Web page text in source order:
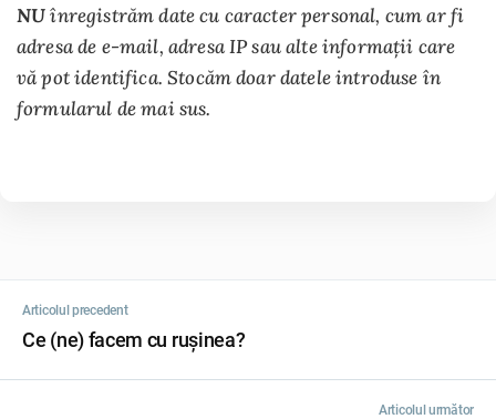
NUînregistrăm date cu caracter personal, cum ar fi
adresa de e-mail, adresa IP sau alte informații care
vă pot identifica. Stocăm doar datele introduse în
formularul de mai sus.
Articolul precedent
Ce (ne) facem cu rușinea?
Articolul următor